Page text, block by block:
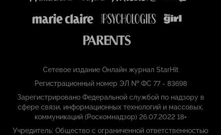
Сетевое издание Онлайн журнал StarHit
Регистрационный номер ЭЛ № ФС 77 - 83698
Зарегистрировано Федеральной службой по надзору в
сфере связи, информационных технологий и массовых,
коммуникаций (Роскомнадзор) 26.07.2022 18+
Учредитель: Общество с ограниченной ответственностью